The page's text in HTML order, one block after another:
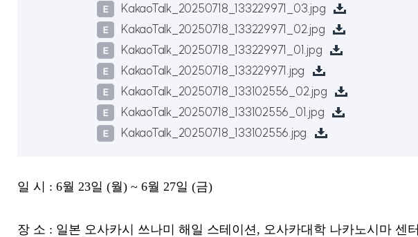
KakaoTalk_20250718_133229971_03.jpg
KakaoTalk_20250718_133229971_02.jpg
KakaoTalk_20250718_133229971_01.jpg
KakaoTalk_20250718_133229971.jpg
KakaoTalk_20250718_133102556_02.jpg
KakaoTalk_20250718_133102556_01.jpg
KakaoTalk_20250718_133102556.jpg
일 시 : 6월 23일 (월) ~ 6월 27일 (금)
장 소 : 일본 오사카시 쓰나미 해일 스테이션, 오사카대학 나카노시마 센터